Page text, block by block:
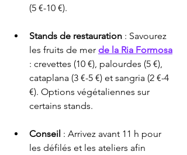
(5 €-10 €).
Stands de restauration : Savourez
les fruits de mer de la Ria Formosa
: crevettes (10 €), palourdes (5 €),
cataplana (3 €-5 €) et sangria (2 €-4
€). Options végétaliennes sur
certains stands.
Conseil : Arrivez avant 11 h pour
les défilés et les ateliers afin